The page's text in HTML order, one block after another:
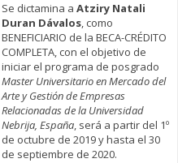
Se dictamina a Atziry Natali
Duran Dávalos, como
BENEFICIARIO de la BECA-CRÉDITO
COMPLETA, con el objetivo de
iniciar el programa de posgrado
Master Universitario en Mercado del
Arte y Gestión de Empresas
Relacionadas de la Universidad
Nebrija, España, será a partir del 1º
de octubre de 2019 y hasta el 30
de septiembre de 2020.